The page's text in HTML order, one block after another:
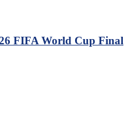
FIFA World Cup Final